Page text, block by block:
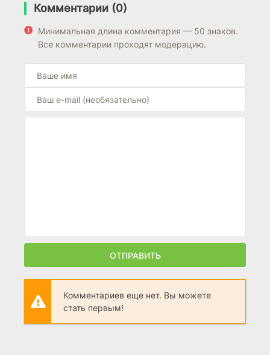
Комментарии (0)
Минимальная длина комментария — 50 знаков.
Все комментарии проходят модерацию.
ОТПРАВИТЬ
Комментариев еще нет. Вы можете
стать первым!